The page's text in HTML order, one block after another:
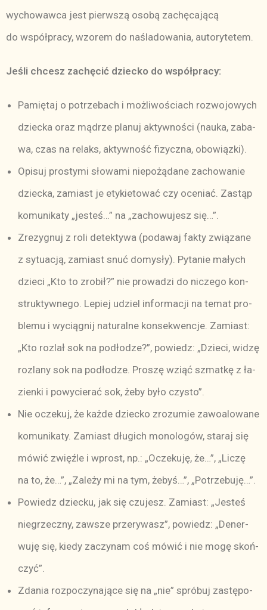
wy­cho­waw­ca jest pierw­szą oso­bą za­chę­ca­ją­cą
do współ­pra­cy, wzo­rem do na­śla­do­wa­nia, au­to­ry­te­tem.
Je­śli chcesz za­chę­cić dziec­ko do współ­pra­cy:
Pa­mię­taj o po­trze­bach i moż­li­wo­ściach roz­wo­jo­wych
dziec­ka oraz mą­drze pla­nuj ak­tyw­no­ści (na­uka, za­ba­
wa, czas na re­laks, ak­tyw­ność fi­zycz­na, obo­wiąz­ki).
Opi­suj pro­sty­mi sło­wa­mi nie­po­żą­da­ne za­cho­wa­nie
dziec­ka, za­miast je ety­kie­to­wać czy oce­niać. Za­stąp
ko­mu­ni­ka­ty „je­ste­ś…” na „za­cho­wu­jesz się­…”.
Zre­zy­gnuj z ro­li de­tek­ty­wa (po­da­waj fak­ty zwią­za­ne
z sy­tu­acją, za­miast snuć do­my­sły). Py­ta­nie ma­łych
dzie­ci „Kto to zro­bił?” nie pro­wa­dzi do ni­cze­go kon­
struk­tyw­ne­go. Le­piej udziel in­for­ma­cji na te­mat pro­
ble­mu i wy­cią­gnij na­tu­ral­ne kon­se­kwen­cje. Za­miast:
„Kto roz­lał sok na podło­dze?”, po­wiedz: „Dzie­ci, wi­dzę
roz­la­ny sok na podło­dze. Pro­szę wziąć szmat­kę z ła­
zien­ki i po­wy­cie­rać sok, że­by by­ło czy­sto”.
Nie ocze­kuj, że każ­de dziec­ko zro­zu­mie za­wo­alo­wa­ne
ko­mu­ni­ka­ty. Za­miast dłu­gich mo­no­lo­gów, sta­raj się
mó­wić zwięź­le i wprost, np.: „Ocze­ku­ję, że­…”, „Li­czę
na to, że­…”, „Za­le­ży mi na tym, że­by­ś…”, „Po­trze­bu­ję­…”.
Po­wiedz dziec­ku, jak się czu­jesz. Za­miast: „Je­steś
nie­grzecz­ny, za­wsze prze­ry­wa­sz”, po­wiedz: „De­ner­
wu­ję się, kie­dy za­czy­nam coś mó­wić i nie mo­gę skoń­
czy­ć”.
Zda­nia roz­po­czy­na­ją­ce się na „nie” spró­buj za­stę­po­